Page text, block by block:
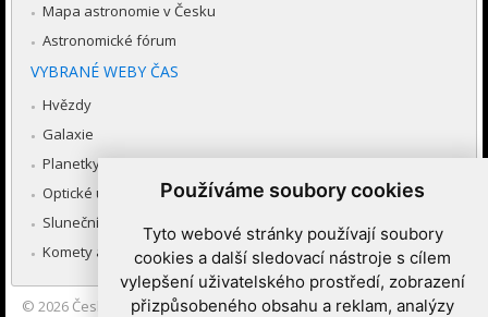
Používáme soubory cookies
Tyto webové stránky používají soubory
cookies a další sledovací nástroje s cílem
vylepšení uživatelského prostředí, zobrazení
přizpůsobeného obsahu a reklam, analýzy
Mapa astronomie v Česku
Astronomické fórum
VYBRANÉ WEBY ČAS
Hvězdy
Galaxie
Planetky
Optické úkazy v atmosféře
Sluneční soustava
Komety a meteory
© 2026 Česká astronomická společnost|Hvězdárna a planetárium